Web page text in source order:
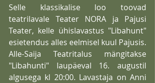
Selle klassikalise loo toovad
teatrilavale Teater NORA ja Pajusi
Teater, kelle ühislavastus "Libahunt"
esietendus alles eelmisel kuul Pajusis.
Alle-Saija Teatritalus mängitakse
"Libahunti" laupäeval 16. augustil
algusega kl 20:00. Lavastaja on Anni